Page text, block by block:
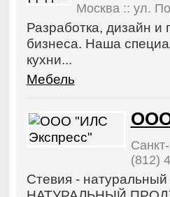
Москва :: ул.
Разработка, дизайн
бизнеса. Наша
кухни...
Мебель
(812)
Стевия -